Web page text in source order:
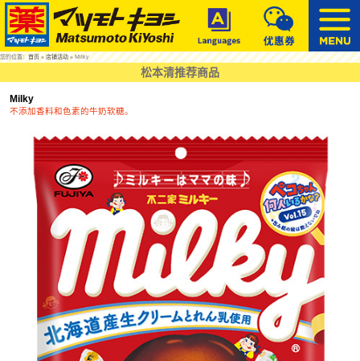
您的位置：首页»店铺活动» Milky
松本清推荐商品
Milky
不添加香料和色素的牛奶软糖。